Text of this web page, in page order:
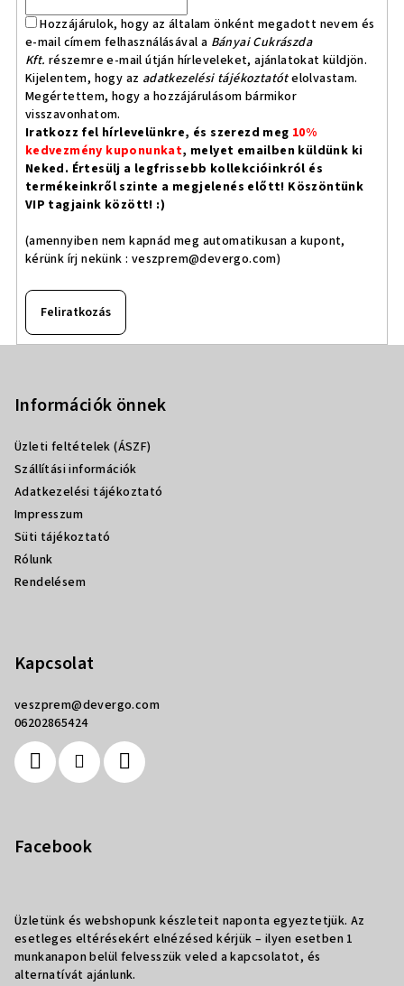
Hozzájárulok, hogy az általam önként megadott nevem és
e-mail címem felhasználásával a Bányai Cukrászda
Kft. részemre e-mail útján hírleveleket, ajánlatokat küldjön.
Kijelentem, hogy az adatkezelési tájékoztatótelolvastam.
Megértettem, hogy a hozzájárulásom bármikor
visszavonhatom.
Iratkozz fel hírlevelünkre, és szerezd meg 10%
kedvezmény kuponunkat, melyet emailben küldünk ki
Neked. Értesülj a legfrissebb kollekcióinkról és
termékeinkről szinte a megjelenés előtt! Köszöntünk
VIP tagjaink között! :)
(amennyiben nem kapnád meg automatikusan a kupont,
kérünk írj nekünk : veszprem@devergo.com)
Feliratkozás
Információk önnek
Üzleti feltételek (ÁSZF)
Szállítási információk
Adatkezelési tájékoztató
Impresszum
Süti tájékoztató
Rólunk
Rendelésem
Kapcsolat
veszprem@devergo.com
06202865424
Facebook
Üzletünk és webshopunk készleteit naponta egyeztetjük. Az
esetleges eltérésekért elnézésed kérjük – ilyen esetben 1
munkanapon belül felvesszük veled a kapcsolatot, és
alternatívát ajánlunk.